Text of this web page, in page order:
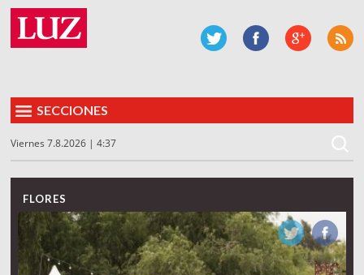
SECCIONES
Viernes 7.8.2026 | 4:37
FLORES